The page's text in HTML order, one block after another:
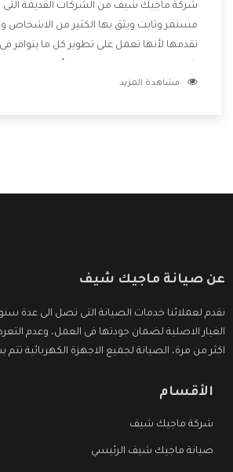
شركة ماجيك شيف من الشركات القديمة التى
مستمر وثابت ويثق بها الكثير من الاشخاص
تقدمها لأنها تعمل على تطوير كل ما يتوافر
المنتجات وتقدم للعملاء أقوى العروض
مشاهدة المزيد
عن صيانة ماجيك شيف
نقدم لعملائنا خدمات الصيانة التى تصل الى عدة
الغيار الاصلية لضمان جودتها فى العمل، وعدم
اكثر من مرة، الصيانة لجميع الاجهزة الكهربائية
الأقسام
شركة ماجيك شيف
صيانة ماجيك شيف الرئيسي